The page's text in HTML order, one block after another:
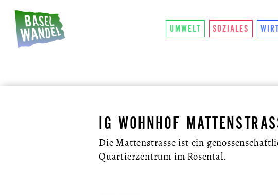
HAUPTNAVIGATION
THEMEN
UMWELT SOZIALES
IG WOHNHOF
Die Mattenstrasse ist ein
Quartierzentrum im Rosental.